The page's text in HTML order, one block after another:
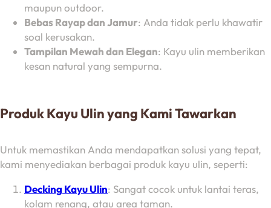
maupun outdoor.
Bebas Rayap dan Jamur: Anda tidak perlu khawatir
soal kerusakan.
Tampilan Mewah dan Elegan: Kayu ulin memberikan
kesan natural yang sempurna.
Produk Kayu Ulin yang Kami Tawarkan
Untuk memastikan Anda mendapatkan solusi yang tepat,
kami menyediakan berbagai produk kayu ulin, seperti:
Decking Kayu Ulin: Sangat cocok untuk lantai teras,
kolam renang, atau area taman.